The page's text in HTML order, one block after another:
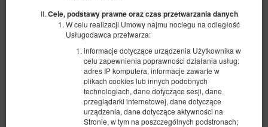
Cele, podstawy prawne oraz czas przetwarzania danych
W celu realizacji Umowy najmu noclegu na odległość
Usługodawca przetwarza:
informacje dotyczące urządzenia Użytkownika w
celu zapewnienia poprawności działania usług:
adres IP komputera, informacje zawarte w
plikach cookies lub innych podobnych
technologiach, dane dotyczące sesji, dane
przeglądarki internetowej, dane dotyczące
urządzenia, dane dotyczące aktywności na
Stronie, w tym na poszczególnych podstronach;
Apartament BDSM - Red Desire
pow. 60,00 m2
1 sypialnia
1 bardzo duże łóżko podwójne (King)
1 600,00 zł